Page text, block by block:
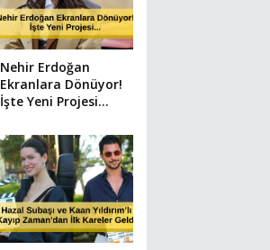
Nehir Erdoğan
Ekranlara Dönüyor!
İşte Yeni Projesi...